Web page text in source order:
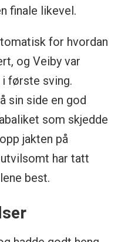
finale likevel.
for hvordan
og Veiby var
første sving.
sin side en god
som skjedde
jakten på
har tatt
best.